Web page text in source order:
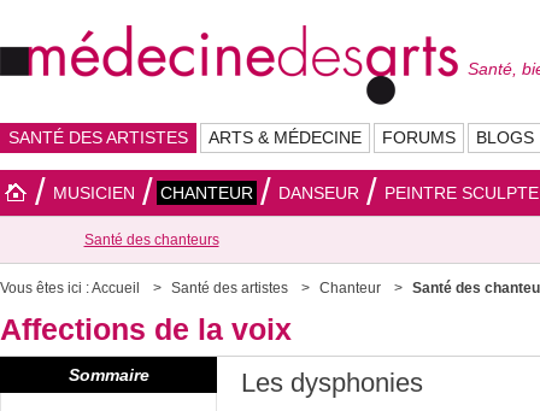
Santé,
SANTÉ DES ARTISTES ARTS & MÉDECINE FORUMS BLOGS
MUSICIEN CHANTEUR DANSEUR PEINTRE
Santé des chanteurs
Vous êtes ici :Accueil Santé des artistes Chanteur Santé des
Affections de la voix
Les dysphonies
Sommaire